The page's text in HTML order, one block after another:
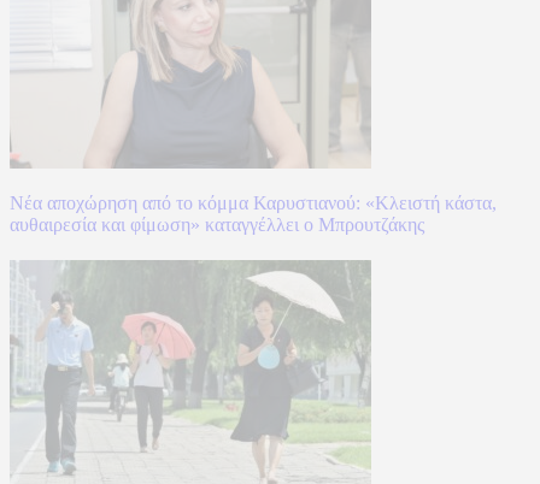
Νέα αποχώρηση από το κόμμα Καρυστιανού: «Κλειστή κάστα,
αυθαιρεσία και φίμωση» καταγγέλλει ο Μπρουτζάκης